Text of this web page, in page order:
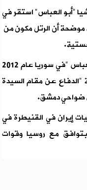
"أبو العباس" استقر في
موضحة أن الرتل مكون من
و أسس "أوس الخفاجي "لواء أبو الفضل العباس "في سوريا عام 2012
"الدفاع عن مقام السيدة
ضواحي دمشق.
إيران في القنيطرة في
بتوافق مع روسيا وقوات